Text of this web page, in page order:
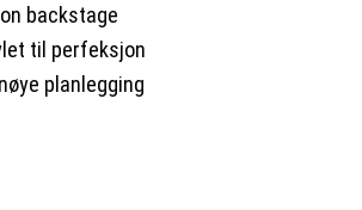
backstage
til perfeksjon
planlegging